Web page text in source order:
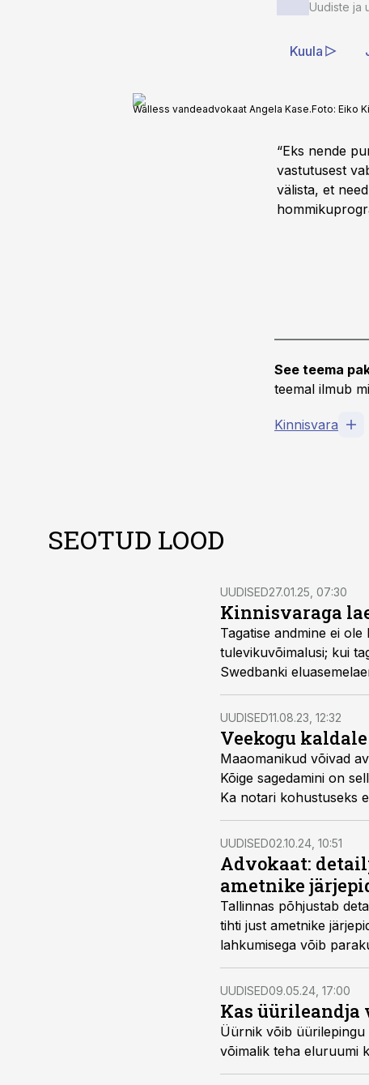
Uudiste ja
Kuula
Walless vandeadvokaat Angela Kase.Foto: Eiko
“Eks nende
vastutusest
välista, et
See teema
teemal ilmub
Kinnisvara
SEOTUD LOOD
UUDISED27.01.25, 07:30
Kinnisvaraga
Tagatise andmine ei
tulevikuvõimalusi; kui
Swedbanki
järgida.
UUDISED11.08.23, 12:32
Veekogu
Maaomanikud võivad
Kõige sagedamini on
Ka notari kohustuseks
olukorda vältida? Nõu
Reitel.
UUDISED02.10.24, 10:51
Advokaat:
ametnike
Tallinnas põhjustab
tihti just ametnike
lahkumisega võib
UUDISED09.05.24, 17:00
Kas
Üürnik võib üürilepingu
võimalik teha eluruumi